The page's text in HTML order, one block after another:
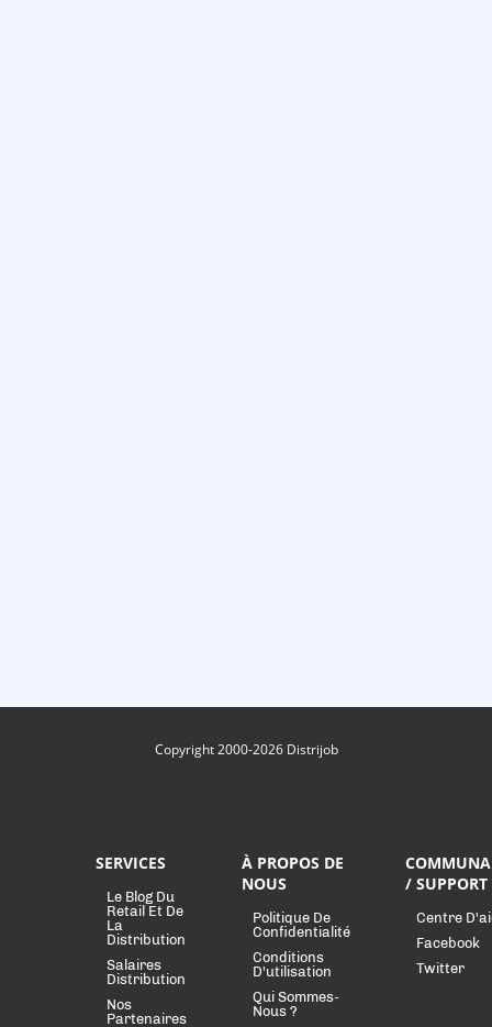
Copyright 2000-2026 Distrijob
SERVICES
Le Blog Du
Retail Et De
La
Distribution
Salaires
Distribution
Nos
Partenaires
À PROPOS DE
NOUS
Politique De
Confidentialité
Conditions
D'utilisation
Qui Sommes-
Nous ?
/ SUPPORT
Centre
Facebook
Twitter